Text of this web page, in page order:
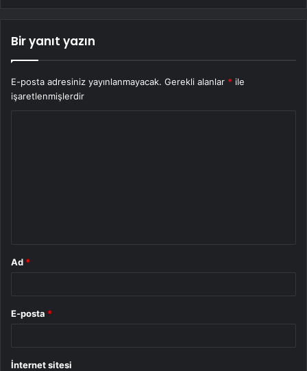
Bir yanıt yazın
E-posta adresiniz yayınlanmayacak. Gerekli alanlar * ile
işaretlenmişlerdir
Ad *
E-posta *
İnternet sitesi